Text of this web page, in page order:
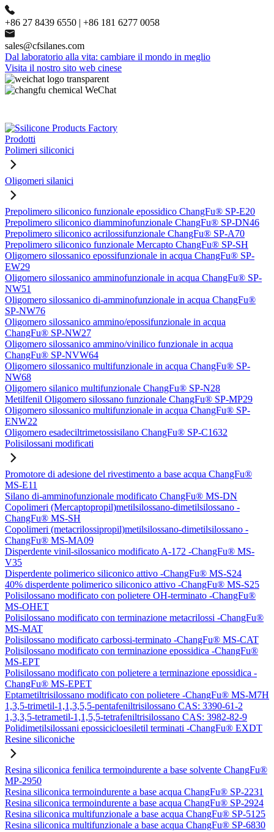
+86 27 8439 6550 | +86 181 6277 0058
sales@cfsilanes.com
Dal laboratorio alla vita: cambiare il mondo in meglio
Visita il nostro sito web cinese
Prodotti
Polimeri siliconici
Oligomeri silanici
Prepolimero siliconico funzionale epossidico ChangFu® SP-E20
Prepolimero siliconico diamminofunzionale ChangFu® SP-DN46
Prepolimero siliconico acrilossifunzionale ChangFu® SP-A70
Prepolimero siliconico funzionale Mercapto ChangFu® SP-SH
Oligomero silossanico epossifunzionale in acqua ChangFu® SP-
EW29
Oligomero silossanico amminofunzionale in acqua ChangFu® SP-
NW51
Oligomero silossanico di-amminofunzionale in acqua ChangFu®
SP-NW76
Oligomero silossanico ammino/epossifunzionale in acqua
ChangFu® SP-NW27
Oligomero silossanico ammino/vinilico funzionale in acqua
ChangFu® SP-NVW64
Oligomero silossanico multifunzionale in acqua ChangFu® SP-
NW68
Oligomero silanico multifunzionale ChangFu® SP-N28
Metilfenil Oligomero silossano funzionale ChangFu® SP-MP29
Oligomero silossanico multifunzionale in acqua ChangFu® SP-
ENW22
Oligomero esadeciltrimetossisilano ChangFu® SP-C1632
Polisilossani modificati
Promotore di adesione del rivestimento a base acqua ChangFu®
MS-E11
Silano di-amminofunzionale modificato ChangFu® MS-DN
Copolimeri (Mercaptopropil)metilsilossano-dimetilsilossano -
ChangFu® MS-SH
Copolimeri (metacrilossipropil)metilsilossano-dimetilsilossano -
ChangFu® MS-MA09
Disperdente vinil-silossanico modificato A-172 -ChangFu® MS-
V35
Disperdente polimerico siliconico attivo -ChangFu® MS-S24
40% disperdente polimerico siliconico attivo -ChangFu® MS-S25
Polisilossano modificato con polietere OH-terminato -ChangFu®
MS-OHET
Polisilossano modificato con terminazione metacrilossi -ChangFu®
MS-MAT
Polisilossano modificato carbossi-terminato -ChangFu® MS-CAT
Polisilossano modificato con terminazione epossidica -ChangFu®
MS-EPT
Polisilossano modificato con polietere a terminazione epossidica -
ChangFu® MS-EPET
Eptametiltrisilossano modificato con polietere -ChangFu® MS-M7H
1,3,5-trimetil-1,1,3,5,5-pentafeniltrisilossano CAS: 3390-61-2
1,3,3,5-tetrametil-1,1,5,5-tetrafeniltrisilossano CAS: 3982-82-9
Polidimetilsilossani epossicicloesiletil terminati -ChangFu® EXDT
Resine siliconiche
Resina siliconica fenilica termoindurente a base solvente ChangFu®
MP-2950
Resina siliconica termoindurente a base acqua ChangFu® SP-2231
Resina siliconica termoindurente a base acqua ChangFu® SP-2924
Resina siliconica multifunzionale a base acqua ChangFu® SP-5125
Resina siliconica multifunzionale a base acqua ChangFu® SP-6830